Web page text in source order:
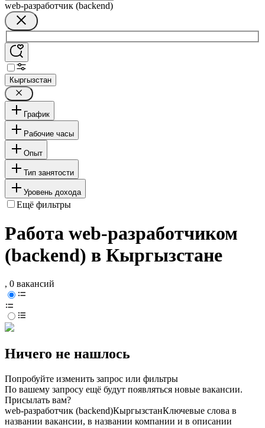
web-разработчик (backend)
Кыргызстан
График
Рабочие часы
Опыт
Тип занятости
Уровень дохода
Ещё фильтры
Работа web-разработчиком
(backend) в Кыргызстане
, 0 вакансий
Ничего не нашлось
Попробуйте изменить запрос или фильтры
По вашему запросу ещё будут появляться новые вакансии.
Присылать вам?
web-разработчик (backend)КыргызстанКлючевые слова в
названии вакансии, в названии компании и в описании